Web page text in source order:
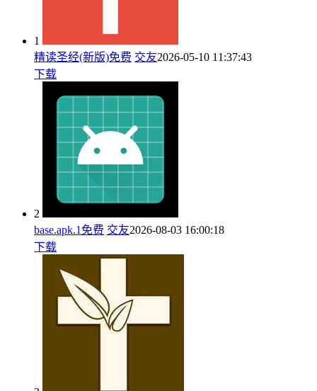
1
精读圣经(新版)免费 交友2026-05-10 11:37:43
下载
2
base.apk.1免费 交友2026-08-03 16:00:18
下载